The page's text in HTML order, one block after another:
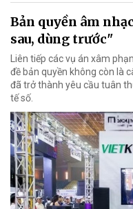
Bản quyền âm
sau, dùng trước"
Liên tiếp các vụ án xâm
đề bản quyền không còn là
đã trở thành yêu cầu tuân
tế số.